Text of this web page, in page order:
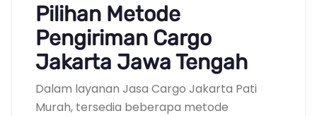
Pilihan Metode
Pengiriman Cargo
Jakarta Jawa Tengah
Dalam layanan Jasa Cargo Jakarta Pati
Murah, tersedia beberapa metode